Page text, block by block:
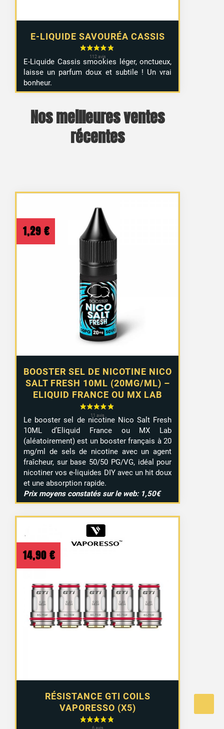
E-LIQUIDE SAVOURÉA CASSIS
E-Liquide Cassis smookies léger, onctueux,
laisse un parfum doux et subtile ! Un vrai
bonheur.
Nos meilleures ventes
récentes
BOOSTER SEL DE NICOTINE NICO
SALT FRESH 10ML (20MG/ML) –
ELIQUID FRANCE OU MX LAB
1,29 €
Le booster sel de nicotine Nico Salt Fresh
10ML d’Eliquid France ou MX Lab
(aléatoirement) est un booster français à 20
mg/ml de sels de nicotine avec un agent
fraîcheur, sur base 50/50 PG/VG, idéal pour
nicotiner vos e-liquides DIY avec un hit doux
et une absorption rapide.
Prix moyens constatés sur le web: 1,50€
RÉSISTANCE GTI COILS
VAPORESSO (X5)
14,90 €